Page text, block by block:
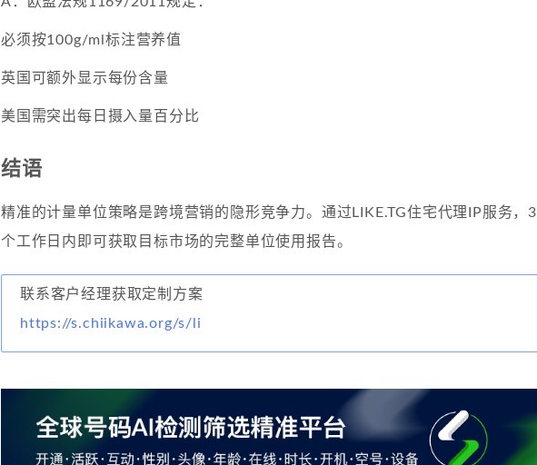
必须按100g/ml标注营养值
英国可额外显示每份含量
美国需突出每日摄入量百分比
结语
精准的计量单位策略是跨境营销的隐形竞争力。通过LIKE.TG住宅代理IP服务，3
个工作日内即可获取目标市场的完整单位使用报告。
联系客户经理获取定制方案
https://s.chiikawa.org/s/li